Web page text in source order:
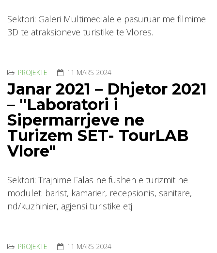
Sektori: Galeri Multimediale e pasuruar me filmime
3D te atraksioneve turistike te Vlores.
PROJEKTE 11 MARS 2024
Janar 2021 – Dhjetor 2021
– "Laboratori i
Sipermarrjeve ne
Turizem SET- TourLAB
Vlore"
Sektori: Trajnime Falas ne fushen e turizmit ne
modulet: barist, kamarier, recepsionis, sanitare,
nd/kuzhinier, agjensi turistike etj
PROJEKTE 11 MARS 2024